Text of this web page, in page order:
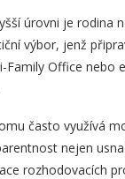
úrovni je rodina
výbor, jenž
Office nebo
často využívá
nejen
rozhodovacích